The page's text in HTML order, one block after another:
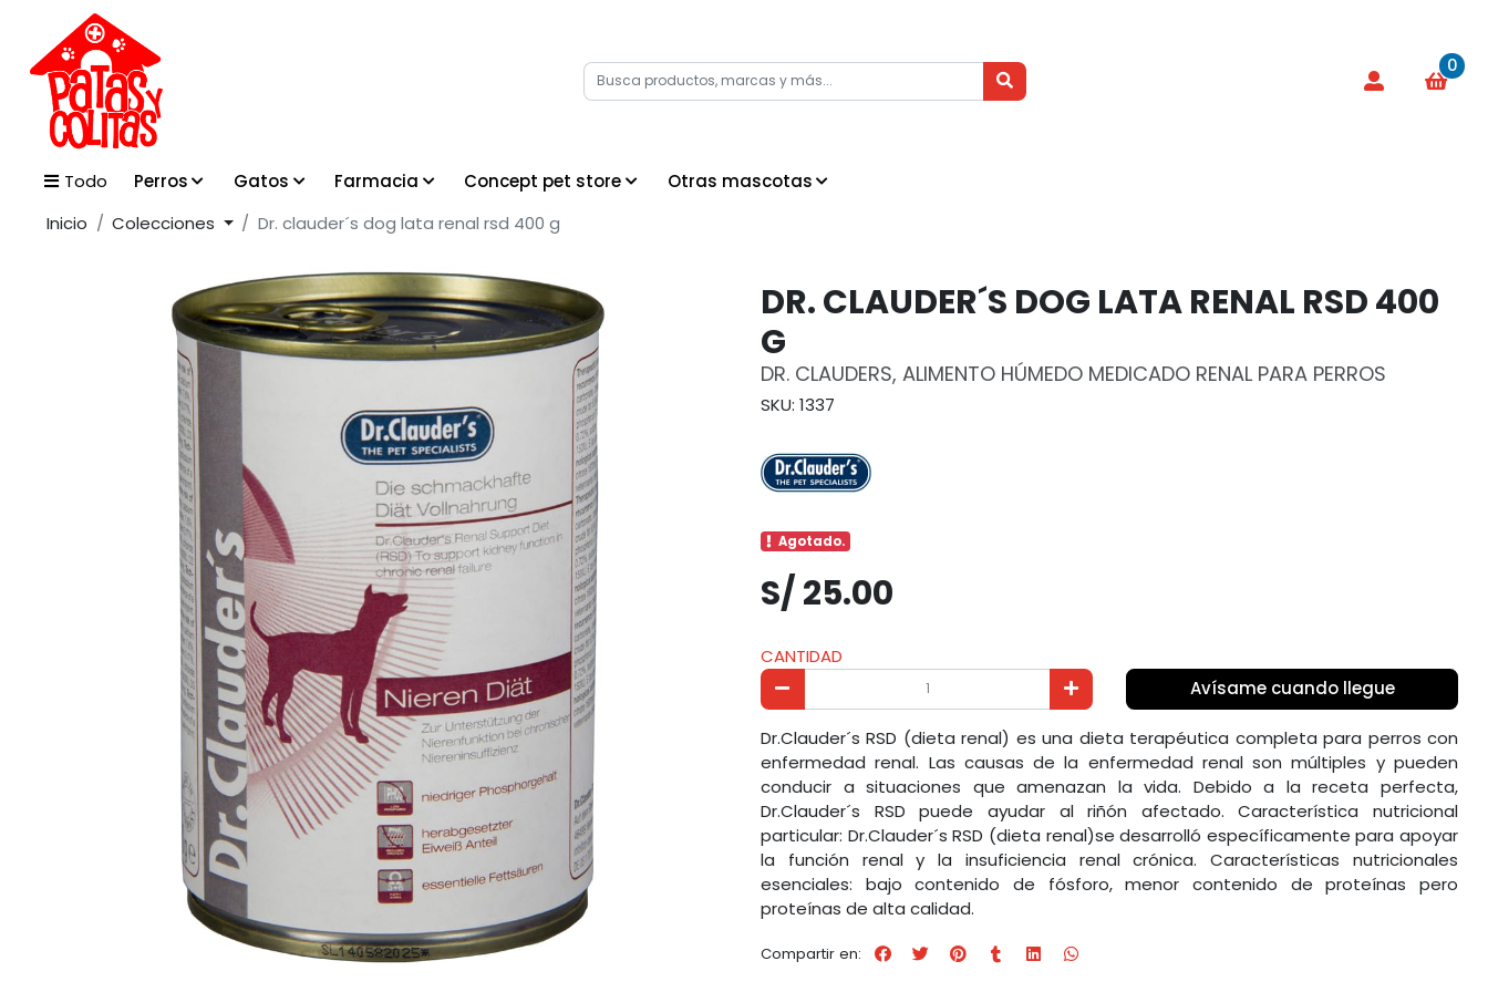
0
Todo Perros Gatos Farmacia Concept pet store
Otras mascotas
Inicio
Colecciones Dr. clauder´s dog lata renal rsd 400 g
DR. CLAUDER´S DOG LATA RENAL RSD 400
G
DR. CLAUDERS, ALIMENTO HÚMEDO MEDICADO RENAL PARA PERROS
SKU: 1337
Agotado.
S/ 25.00
CANTIDAD
Avísame cuando llegue
Dr.Clauder´s RSD (dieta renal) es una dieta terapéutica completa para perros con
enfermedad renal. Las causas de la enfermedad renal son múltiples y pueden
conducir a situaciones que amenazan la vida. Debido a la receta perfecta,
Dr.Clauder´s RSD puede ayudar al riñón afectado. Característica nutricional
particular: Dr.Clauder´s RSD (dieta renal)se desarrolló específicamente para apoyar
la función renal y la insuficiencia renal crónica. Características nutricionales
esenciales: bajo contenido de fósforo, menor contenido de proteínas pero
proteínas de alta calidad.
Compartir en: